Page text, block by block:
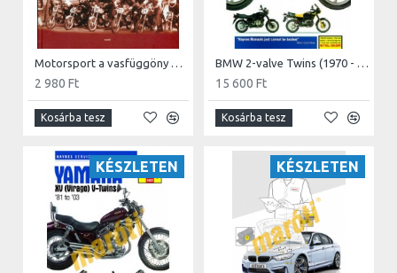
Motorsport a vasfüggöny mögött 1973-1983
2 980 Ft
Kosárba tesz
BMW 2-valve Twins (1970 - 1996)
15 600 Ft
Kosárba tesz
KÉSZLETEN KÉSZLETEN